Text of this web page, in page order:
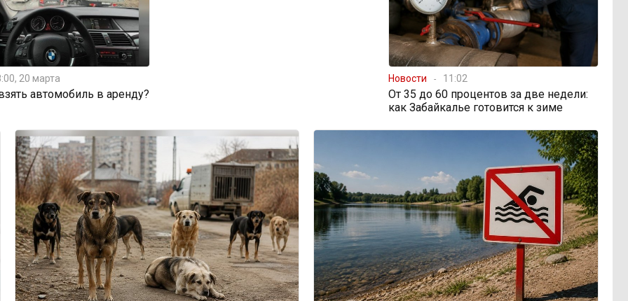
20 марта
автомобиль в аренду?
Новости 11:02
От 35 до 60 процентов за две недели:
как Забайкалье готовится к зиме